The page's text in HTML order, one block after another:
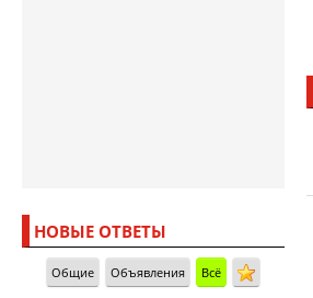
НОВЫЕ ОТВЕТЫ
Общие Объявления Всё